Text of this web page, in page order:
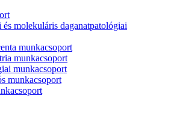
és molekuláris daganatpatológiai
munkacsoport
munkacsoport
munkacsoport
munkacsoport